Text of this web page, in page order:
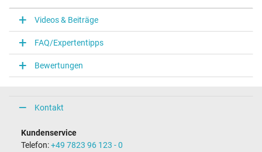
Videos & Beiträge
FAQ/Expertentipps
Bewertungen
Kontakt
Kundenservice
Telefon:+49 7823 96 123 - 0